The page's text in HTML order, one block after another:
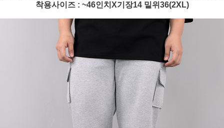
착용사이즈 : ~46인치X기장14 밑위36(2XL)